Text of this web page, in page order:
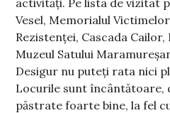
Vesel, Memorialul
Rezistenței, Cascada
Muzeul Satului
Desigur nu puteți rata nici
Locurile sunt încântătoare,
păstrate foarte bine, la fel